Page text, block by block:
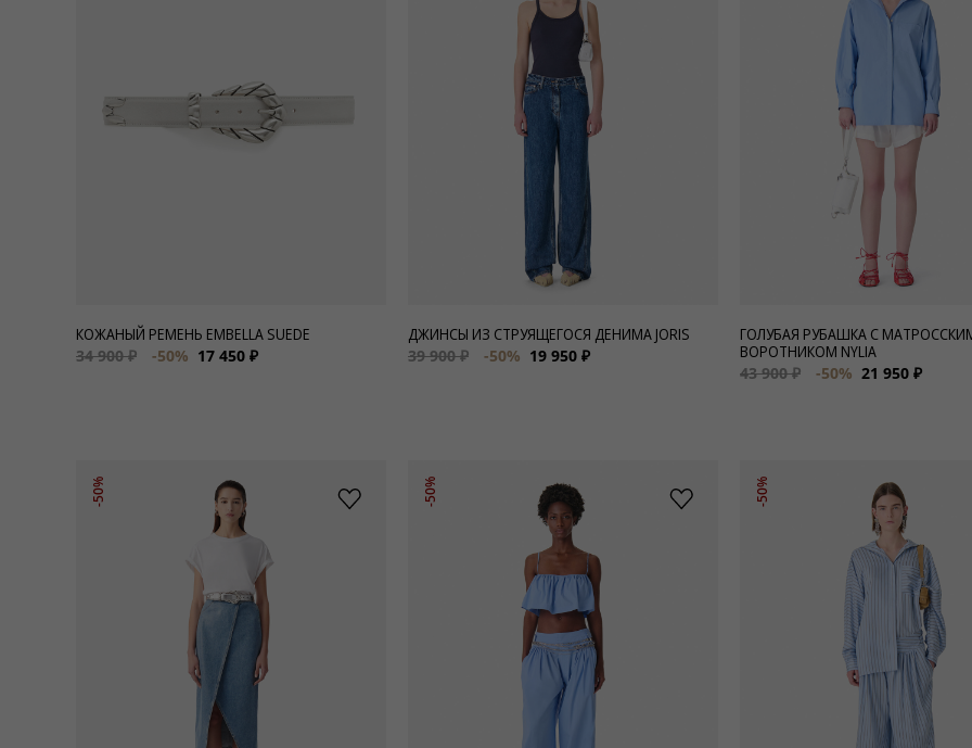
Сумки и аксессуары
КОЖАНЫЙ РЕМЕНЬ EMBELLA SUEDE
34 900 ₽
-50% 17 450 ₽
ДЖИНСЫ ИЗ СТРУЯЩЕГОСЯ ДЕНИМА JORIS
39 900 ₽
-50% 19 950 ₽
ГОЛУБАЯ РУБАШКА С
ВОРОТНИКОМ NYLIA
43 900 ₽
-50% 21 950 ₽
-50% -50% -50%